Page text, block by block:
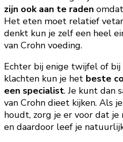
zijn ook aan te raden
Het eten moet relatief
denkt kun je zelf een heel
van Crohn voeding.
Echter bij enige twijfel of
klachten kun je het beste
een specialist. Je kunt dan
van Crohn dieet kijken. Als
houdt, zorg je er voor dat
en daardoor leef je